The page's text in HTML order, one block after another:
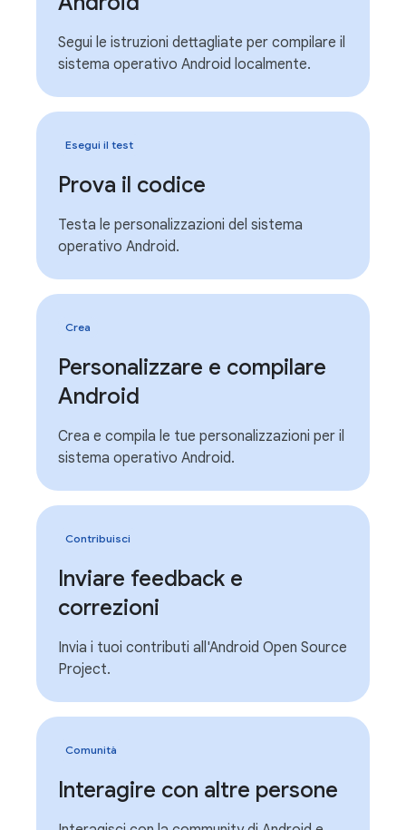
Segui le istruzioni dettagliate per compilare il
sistema operativo Android localmente.
Esegui il test
Prova il codice
Testa le personalizzazioni del sistema
operativo Android.
Crea
Personalizzare e compilare
Android
Crea e compila le tue personalizzazioni per il
sistema operativo Android.
Contribuisci
Inviare feedback e
correzioni
Invia i tuoi contributi all'Android Open Source
Project.
Comunità
Interagire con altre persone